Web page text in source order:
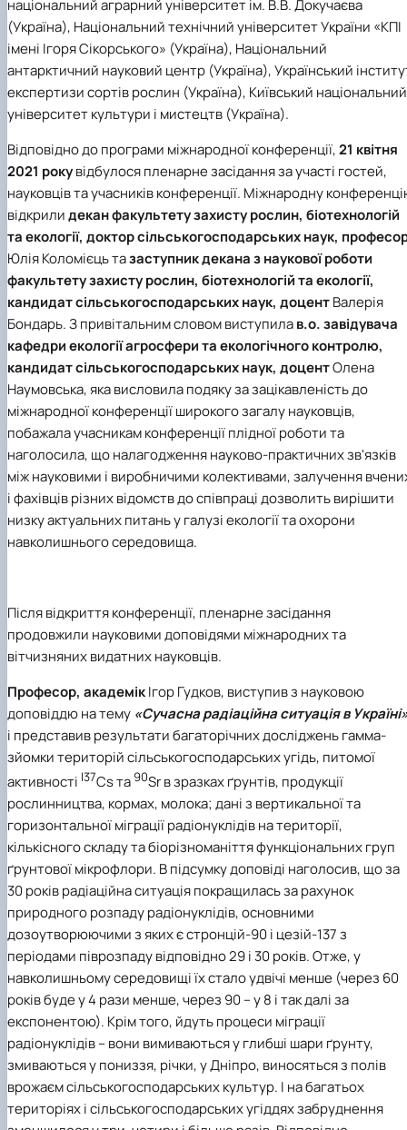
національний аграрний університет ім. В.В. Докучаєва
(Україна), Національний технічний університет України «КПІ
імені Ігоря Сікорського» (Україна), Національний
антарктичний науковий центр (Україна), Український
експертизи сортів рослин (Україна), Київський національний
університет культури і мистецтв (Україна).
Відповідно до програми міжнародної конференції,21 квітня
2021 рокувідбулося пленарне засідання за участі гостей,
науковців та учасників конференції. Міжнародну
відкрилидекан факультету захисту рослин, біотехнологій
та екології, доктор сільськогосподарських наук,
Юлія Коломієцьтазаступник декана з наукової роботи
факультету захисту рослин, біотехнологій та екології,
кандидат сільськогосподарських наук, доцентВалерія
Бондарь. З привітальним словом виступилав.о. завідувача
кафедри екології агросфери та екологічного контролю,
кандидат сільськогосподарських наук, доцентОлена
Наумовська, яка висловила подяку за зацікавленість до
міжнародної конференції широкого загалу науковців,
побажала учасникам конференції плідної роботи та
наголосила, що налагодження науково-практичних зв'язків
між науковими і виробничими колективами, залучення
і фахівців різних відомств до співпраці дозволить вирішити
низку актуальних питань у галузі екології та охорони
навколишнього середовища.
Після відкриття конференції, пленарне засідання
продовжили науковими доповідями міжнародних та
вітчизняних видатних науковців.
Професор, академікІгор Гудков, виступив з науковою
доповіддю на тему «Сучасна радіаційна ситуація в
і представив результати багаторічних досліджень гамма-
зйомки територій сільськогосподарських угідь, питомої
активності l37Cs та90Sr в зразках ґрунтів, продукції
рослинництва, кормах, молока; дані з вертикальної та
горизонтальної міграції радіонуклідів на території,
кількісного складу та біорізноманіття функціональних груп
ґрунтової мікрофлори. В підсумку доповіді наголосив, що за
30 років радіаційна ситуація покращилась за рахунок
природного розпаду радіонуклідів, основними
дозоутворюючими з яких є стронцій-90 і цезій-137 з
періодами піврозпаду відповідно 29 і 30 років. Отже, у
навколишньому середовищі їх стало удвічі менше (через 60
років буде у 4 рази менше, через 90 – у 8 і так далі за
експонентою). Крім того, йдуть процеси міграції
радіонуклідів – вони вимиваються у глибші шари ґрунту,
змиваються у пониззя, річки, у Дніпро, виносяться з полів
врожаєм сільськогосподарських культур. І на багатьох
територіях і сільськогосподарських угіддях забруднення